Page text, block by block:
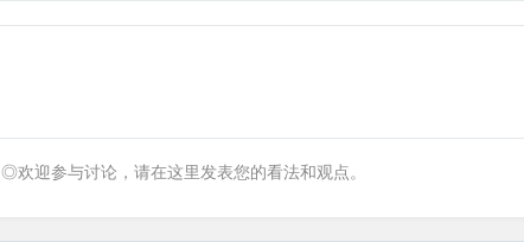
◎欢迎参与讨论，请在这里发表您的看法和观点。